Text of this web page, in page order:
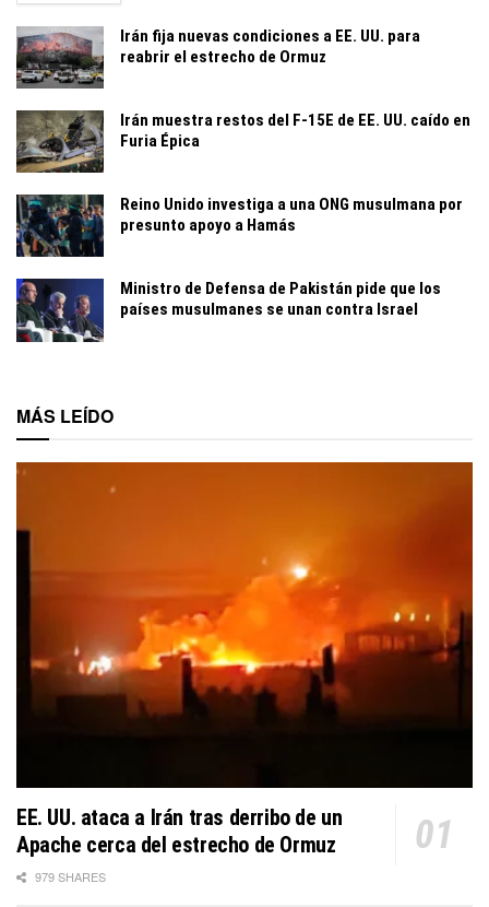
Irán fija nuevas condiciones a EE. UU. para
reabrir el estrecho de Ormuz
Irán muestra restos del F-15E de EE. UU. caído en
Furia Épica
Reino Unido investiga a una ONG musulmana por
presunto apoyo a Hamás
Ministro de Defensa de Pakistán pide que los
países musulmanes se unan contra Israel
MÁS LEÍDO
EE. UU. ataca a Irán tras derribo de un
Apache cerca del estrecho de Ormuz
979 SHARES